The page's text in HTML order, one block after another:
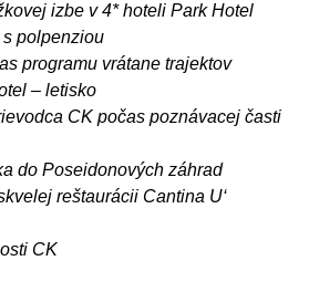
izbe v 4* hoteli Park Hotel
s polpenziou
programu vrátane trajektov
– letisko
CK počas poznávacej časti
do Poseidonových záhrad
reštaurácii Cantina U‘
CK